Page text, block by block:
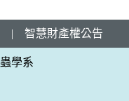
| 智慧財產權公告